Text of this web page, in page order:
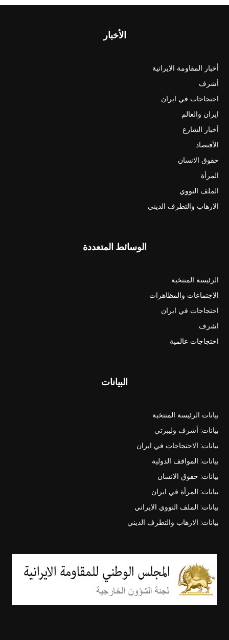
الأخبار
أخبار المقاومة الايرانية
أشرف
احتجاجات في ايران
ايران والعالم
أخبار الشارع
الأقتصاد
حقوق الانسان
المرأة
الملف النووي
الارهاب والتطرف الديني
الوسائط المتعددة
الرئيسة المنتخبة
الاجتماعات والمظاهرات
احتجاجات في ايران
اشرف
احتجاجات عالمية
البيانات
بيانات الرئيسة المنتخبة
بيانات: أشرف وليبرتي
بيانات: الاحتجاجات في ايران
بيانات: المواقف الدولية
بيانات: حقوق الانسان
بيانات: المرأة في ايران
بيانات: الملف النووي الايراني
بيانات: الارهاب والتطرف الديني